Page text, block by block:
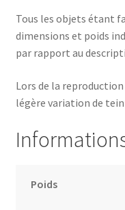
Tous les objets étant
dimensions et poids
par rapport au
Lors de la
légère variation de
Poids